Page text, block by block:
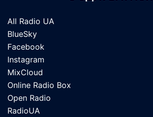
All Radio UA
BlueSky
Facebook
Instagram
MixCloud
Online Radio Box
Open Radio
RadioUA